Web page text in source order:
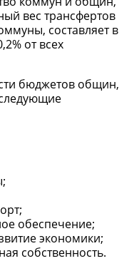
вес трансфертов
составляет в
от всех
бюджетов общин,
обеспечение;
экономики;
собственность.